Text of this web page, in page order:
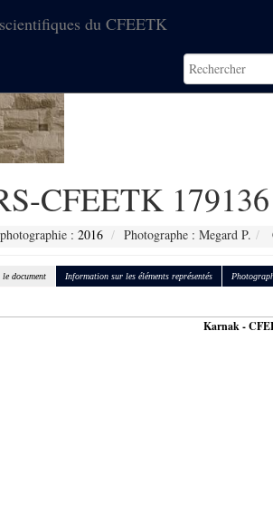
du CFEETK
CFEETK 179136
: 2016 Photographe : Megard P.
document Information sur les éléments représentés